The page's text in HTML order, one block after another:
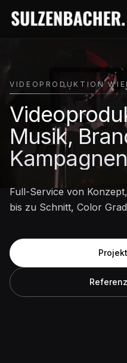
VIDEOPRODUKTION
Musik,
Kampagnen
Full-Service von
bis zu Schnitt, Color